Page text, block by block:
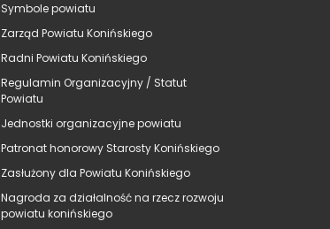
Symbole powiatu
Zarząd Powiatu Konińskiego
Radni Powiatu Konińskiego
Regulamin Organizacyjny / Statut
Powiatu
Jednostki organizacyjne powiatu
Patronat honorowy Starosty Konińskiego
Zasłużony dla Powiatu Konińskiego
Nagroda za działalność na rzecz rozwoju
powiatu konińskiego